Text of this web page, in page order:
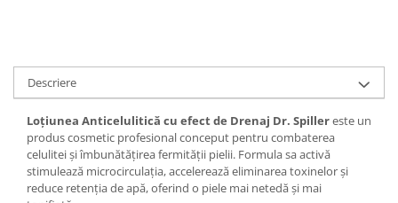
Descriere
Loțiunea Anticelulitică cu efect de Drenaj Dr. Spillereste un
produs cosmetic profesional conceput pentru combaterea
celulitei și îmbunătățirea fermității pielii. Formula sa activă
stimulează microcirculația, accelerează eliminarea toxinelor și
reduce retenția de apă, oferind o piele mai netedă și mai